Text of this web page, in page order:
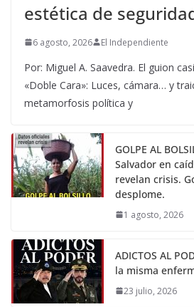
estética de
6 agosto, 2026 El Independiente
Por: Miguel A. Saavedra. El guion
«Doble Cara»: Luces, cámara… y
metamorfosis política y
GOLPE AL
Salvador en
revelan crisis.
desplome.
1 agosto, 2026
ADICTOS AL
la misma
23 julio, 2026